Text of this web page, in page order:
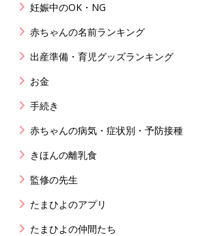
妊娠中のOK・NG
赤ちゃんの名前ランキング
出産準備・育児グッズランキング
お金
手続き
赤ちゃんの病気・症状別・予防接種
きほんの離乳食
監修の先生
たまひよのアプリ
たまひよの仲間たち